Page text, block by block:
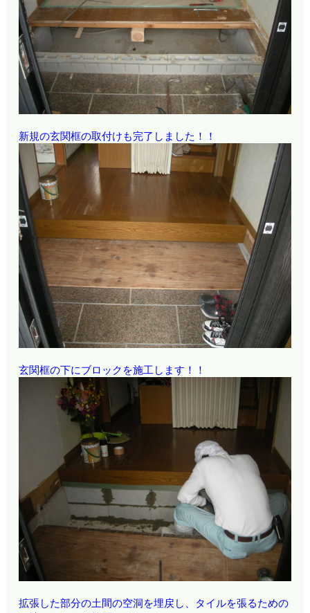
新規の玄関框の取付けも完了しました！！
玄関框の下にブロックを施工します！！
拡張した部分の土間の空洞を埋戻し、タイルを張るための